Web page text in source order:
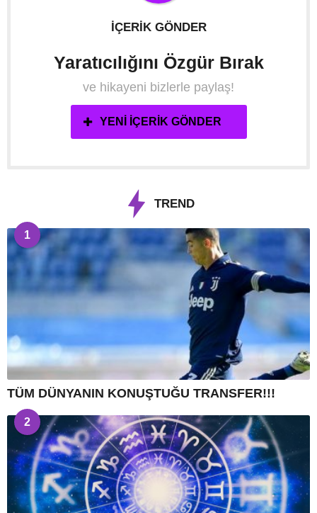
İÇERIK GÖNDER
Yaratıcılığını Özgür Bırak
ve hikayeni bizlerle paylaş!
YENI İÇERIK GÖNDER
TREND
1
TÜM DÜNYANIN KONUŞTUĞU TRANSFER!!!
2